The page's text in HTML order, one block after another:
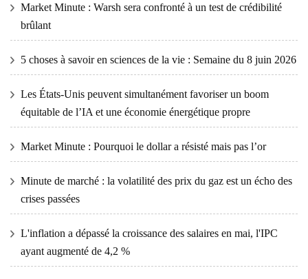
Market Minute : Warsh sera confronté à un test de crédibilité
brûlant
5 choses à savoir en sciences de la vie : Semaine du 8 juin 2026
Les États-Unis peuvent simultanément favoriser un boom
équitable de l’IA et une économie énergétique propre
Market Minute : Pourquoi le dollar a résisté mais pas l’or
Minute de marché : la volatilité des prix du gaz est un écho des
crises passées
L'inflation a dépassé la croissance des salaires en mai, l'IPC
ayant augmenté de 4,2 %